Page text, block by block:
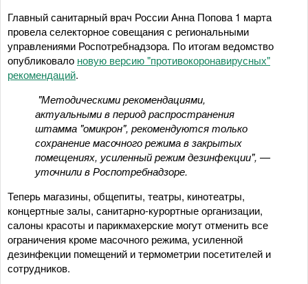
Главный санитарный врач России Анна Попова 1 марта
провела селекторное совещания с региональными
управлениями Роспотребнадзора. По итогам ведомство
опубликовало новую версию "противокоронавирусных"
рекомендаций.
"Методическими рекомендациями,
актуальными в период распространения
штамма "омикрон", рекомендуются только
сохранение масочного режима в закрытых
помещениях, усиленный режим дезинфекции", —
уточнили в Роспотребнадзоре.
Теперь магазины, общепиты, театры, кинотеатры,
концертные залы, санитарно-курортные организации,
салоны красоты и парикмахерские могут отменить все
ограничения кроме масочного режима, усиленной
дезинфекции помещений и термометрии посетителей и
сотрудников.